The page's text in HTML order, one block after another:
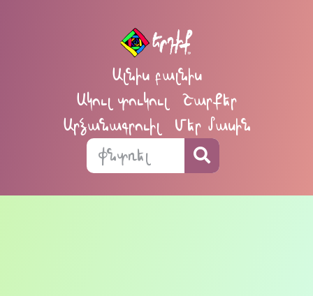
Ալնիս բալնիս
Ակուլ տուկուլ
Շարքեր
Արձանագրուիլ
Մեր մասին